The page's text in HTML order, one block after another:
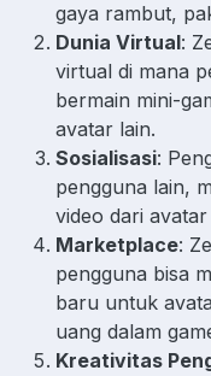
gaya rambut,
Dunia Virtual:
virtual di mana
bermain mini-
avatar lain.
Sosialisasi:
pengguna lain,
video dari
Marketplace:
pengguna bisa
baru untuk
uang dalam
Kreativitas